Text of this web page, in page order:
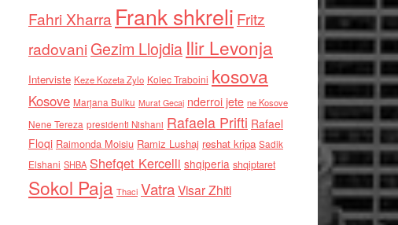
Fahri Xharra Frank shkreli Fritz
radovaniGezim Llojdia Ilir Levonja
Interviste Keze Kozeta Zylo Kolec Traboini kosova
Kosove Marjana Bulku Murat Gecaj nderroi jete ne Kosove
Nene Tereza presidenti Nishani Rafaela Prifti Rafael
Floqi Raimonda Moisiu Ramiz Lushaj reshat kripa Sadik
Elshani SHBA Shefqet Kercelli shqiperia shqiptaret
Sokol Paja Thaci VatraVisar Zhiti